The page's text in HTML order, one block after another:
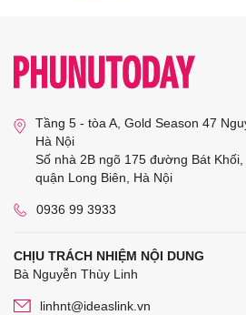
Tầng 5 - tòa A, Gold Season 47
Hà Nội
Số nhà 2B ngõ 175 đường Bát
quận Long Biên, Hà Nội
0936 99 3933
CHỊU TRÁCH NHIỆM NỘI DUNG
Bà Nguyễn Thùy Linh
linhnt@ideaslink.vn